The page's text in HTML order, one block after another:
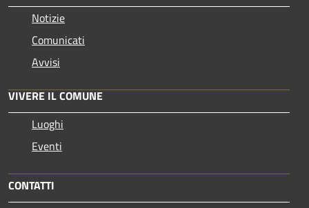
Notizie
Comunicati
Avvisi
VIVERE IL COMUNE
Luoghi
Eventi
CONTATTI